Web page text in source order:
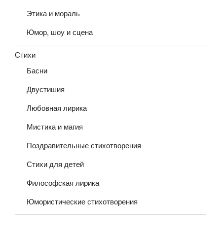
Этика и мораль
Юмор, шоу и сцена
Стихи
Басни
Двустишия
Любовная лирика
Мистика и магия
Поздравительные стихотворения
Стихи для детей
Философская лирика
Юмористические стихотворения